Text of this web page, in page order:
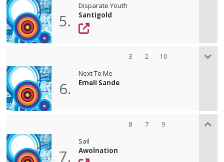
5.
Disparate Youth
Santigold
3 2 10
6.
Next To Me
Emeli Sande
8 7 9
7.
Sail
Awolnation